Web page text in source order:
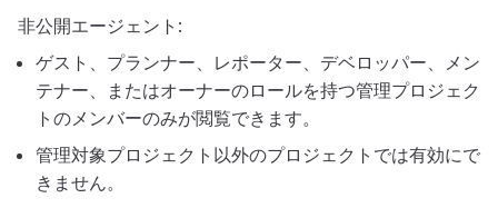
非公開エージェント:
ゲスト、プランナー、レポーター、デベロッパー、メン
テナー、またはオーナーのロールを持つ管理プロジェク
トのメンバーのみが閲覧できます。
管理対象プロジェクト以外のプロジェクトでは有効にで
きません。